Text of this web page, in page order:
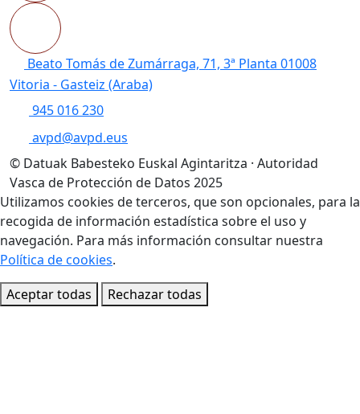
Beato Tomás de Zumárraga, 71, 3ª Planta 01008
Vitoria - Gasteiz (Araba)
945 016 230
avpd@avpd.eus
© Datuak Babesteko Euskal Agintaritza · Autoridad
Vasca de Protección de Datos 2025
Utilizamos cookies de terceros, que son opcionales, para la
recogida de información estadística sobre el uso y
navegación. Para más información consultar nuestra
Política de cookies.
Aceptar todas
Rechazar todas